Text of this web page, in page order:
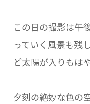
この日の撮影は午
っていく風景も残
ど太陽が入りもは
夕刻の絶妙な色の